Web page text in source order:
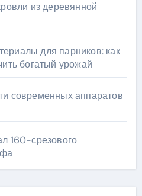
из деревянной
для парников: как
богатый урожай
современных аппаратов
160-срезового